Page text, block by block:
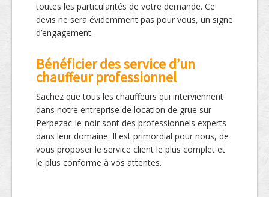
toutes les particularités de votre demande. Ce
devis ne sera évidemment pas pour vous, un signe
d’engagement.
Bénéficier des service d’un
chauffeur professionnel
Sachez que tous les chauffeurs qui interviennent
dans notre entreprise de location de grue sur
Perpezac-le-noir sont des professionnels experts
dans leur domaine. Il est primordial pour nous, de
vous proposer le service client le plus complet et
le plus conforme à vos attentes.